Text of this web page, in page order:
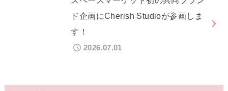
ド企画にCherish Studioが参画しま
す！
2026.07.01